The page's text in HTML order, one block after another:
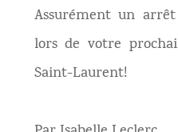
Assurément un
lors de votre
Saint-Laurent!